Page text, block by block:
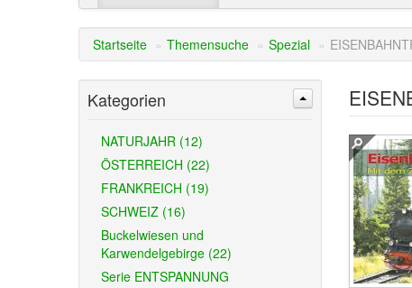
Startseite » Themensuche » Spezial »
Kategorien
NATURJAHR (12)
ÖSTERREICH (22)
FRANKREICH (19)
SCHWEIZ (16)
Buckelwiesen und
Karwendelgebirge (22)
Serie ENTSPANNUNG